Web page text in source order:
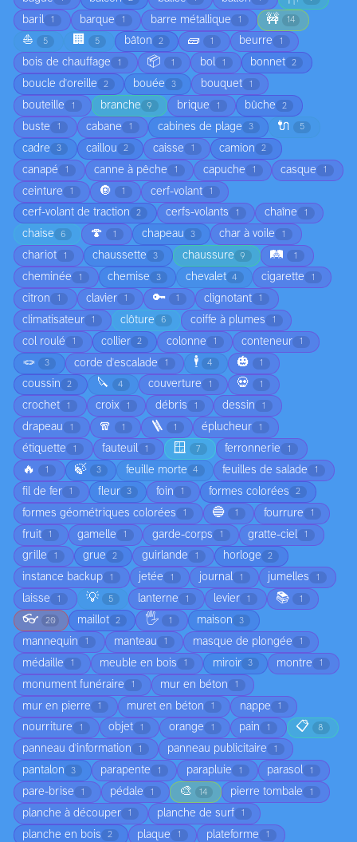
baril 1 barque 1 barre métallique 1 🚧 14
⛵ 5 🏢 5 bâton 2 🧱 1 beurre 1
bois de chauffage 1 📦 1 bol 1 bonnet 2
boucle d'oreille 2 bouée 3 bouquet 1
bouteille 1 branche 9 brique 1 bûche 2
buste 1 cabane 1 cabines de plage 3 🔌 5
cadre 3 caillou 2 caisse 1 camion 2
canapé 1 canne à pêche 1 capuche 1 casque 1
ceinture 1 🔘 1 cerf-volant 1
cerf-volant de traction 2 cerfs-volants 1 chaîne 1
chaise 6 🍄 1 chapeau 3 char à voile 1
chariot 1 chaussette 3 chaussure 9 🛤️ 1
cheminée 1 chemise 3 chevalet 4 cigarette 1
citron 1 clavier 1 🔑 1 clignotant 1
climatisateur 1 clôture 6 coiffe à plumes 1
col roulé 1 collier 2 colonne 1 conteneur 1
🪢 3 corde d'escalade 1 🕴️ 4 🎃 1
coussin 2 🔪 4 couverture 1 💀 1
crochet 1 croix 1 débris 1 dessin 1
drapeau 1 🧣 1 🪜 1 éplucheur 1
étiquette 1 fauteuil 1 🪟 7 ferronnerie 1
🔥 1 🍃 3 feuille morte 4 feuilles de salade 1
fil de fer 1 fleur 3 foin 1 formes colorées 2
formes géométriques colorées 1 🔵 1 fourrure 1
fruit 1 gamelle 1 garde-corps 1 gratte-ciel 1
grille 1 grue 2 guirlande 1 horloge 2
instance backup 1 jetée 1 journal 1 jumelles 1
laisse 1 💡 5 lanterne 1 levier 1 📚 1
👓 20 maillot 2 🖐️ 1 maison 3
mannequin 1 manteau 1 masque de plongée 1
médaille 1 meuble en bois 1 miroir 3 montre 1
monument funéraire 1 mur en béton 1
mur en pierre 1 muret en béton 1 nappe 1
nourriture 1 objet 1 orange 1 pain 1 📋 8
panneau d'information 1 panneau publicitaire 1
pantalon 3 parapente 1 parapluie 1 parasol 1
pare-brise 1 pédale 1 🎨 14 pierre tombale 1
planche à découper 1 planche de surf 1
planche en bois 2 plaque 1 plateforme 1